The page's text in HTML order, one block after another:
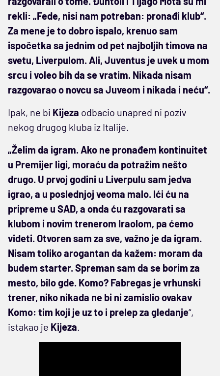
rekli: „Fede, nisi nam potreban: pronađi klub“.
Za mene je to dobro ispalo, krenuo sam
ispočetka sa jednim od pet najboljih timova na
svetu, Liverpulom. Ali, Juventus je uvek u mom
srcu i voleo bih da se vratim. Nikada nisam
razgovarao o novcu sa Juveom i nikada i neću“.
Ipak, ne bi Kijeza odbacio unapred ni poziv
nekog drugog kluba iz Italije.
„Želim da igram. Ako ne pronađem kontinuitet
u Premijer ligi, moraću da potražim nešto
drugo. U prvoj godini u Liverpulu sam jedva
igrao, a u poslednjoj veoma malo. Ići ću na
pripreme u SAD, a onda ću razgovarati sa
klubom i novim trenerom Iraolom, pa ćemo
videti. Otvoren sam za sve, važno je da igram.
Nisam toliko arogantan da kažem: moram da
budem starter. Spreman sam da se borim za
mesto, bilo gde. Komo? Fabregas je vrhunski
trener, niko nikada ne bi ni zamislio ovakav
Komo: tim koji je uz to i prelep za gledanje“,
istakao je Kijeza.